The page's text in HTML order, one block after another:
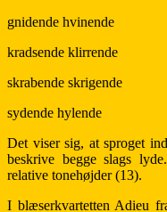
gnidende hvinende
kradsende klirrende
skrabende skrigende
sydende hylende
Det viser sig, at sproget
beskrive begge slags
relative tonehøjder (13).
I blæserkvartetten Adieu